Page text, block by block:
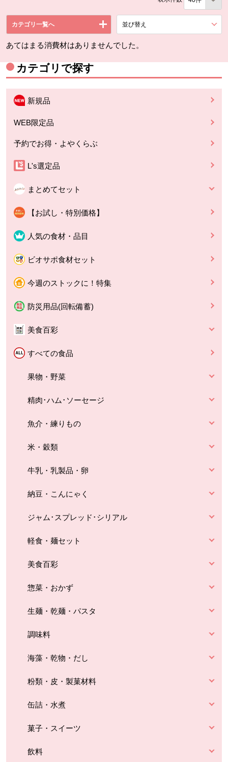
カテゴリ一覧へ 並び替え
あてはまる消費材はありませんでした。
カテゴリで探す
新規品
WEB限定品
予約でお得・よやくらぶ
L's選定品
まとめてセット
【お試し・特別価格】
人気の食材・品目
ビオサポ食材セット
今週のストックに！特集
防災用品(回転備蓄)
美食百彩
すべての食品
果物・野菜
精肉･ハム･ソーセージ
魚介・練りもの
米・穀類
牛乳・乳製品・卵
納豆・こんにゃく
ジャム･スプレッド･シリアル
軽食・麺セット
美食百彩
惣菜・おかず
生麺・乾麺・パスタ
調味料
海藻・乾物・だし
粉類・皮・製菓材料
缶詰・水煮
菓子・スイーツ
飲料